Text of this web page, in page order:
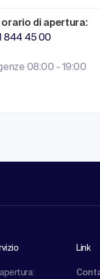
orario di apertura:
844 45 00
08:00 - 19:00
Link